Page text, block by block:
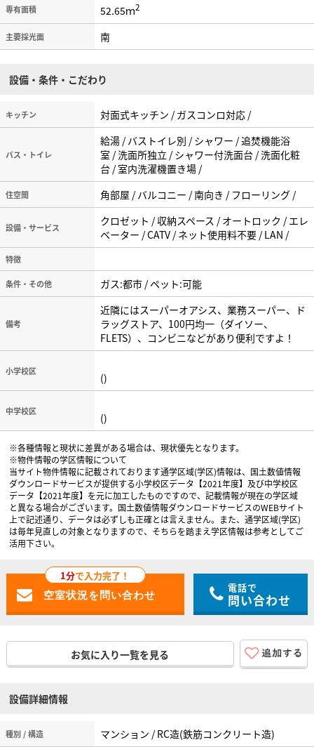
専有面積 52.65ｍ2
主要採光面 南
設備・条件・こだわり
キッチン 対面式キッチン / ガスコンロ対応 /
バス・トイレ
給湯 / バストイレ別 / シャワー / 追焚機能浴
室 / 洗面所独立 / シャワー付洗面台 / 洗面化粧
台 / 室内洗濯機置き場 /
住空間 角部屋 / バルコニー / 南向き / フローリング /
設備・サービス
クロゼット / 収納スペース / オートロック / エレ
ベーター / CATV / ネット使用料不要 / LAN /
特徴
条件・その他 ガス:都市 / ペット:可能
備考
近隣にはスーパーオアシス、業務スーパー、ド
ラッグストア、100円均一（ダイソー、
FLETS）、コンビニなどがあり便利ですよ！
小学校区 ()
中学校区 ()
※各種情報と現状に差異がある場合は、現状優先となります。
※物件情報の学区情報について
当サイト物件情報に記載されております通学区域(学区)情報は、国土数値情報
ダウンロードサービスが提供する小学校区データ【2021年度】及び中学校区
データ【2021年度】を元に加工したものですので、記載情報が現在の学区域
と異なる場合がございます。国土数値情報ダウンロードサービスのWEBサイト
上で記述通り、データは必ずしも正確とは言えません。また、通学区域(学区)
は毎年見直しの対象となりますので、そちらを踏まえ学区情報は参考としてご
活用下さい。
1分で入力完了！
電話で
問い合わせ
お気に入り一覧を見る
設備詳細情報
種別 / 構造 マンション / RC造(鉄筋コンクリート造)